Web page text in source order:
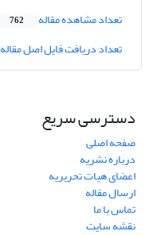
تعداد مشاهده مقاله 762
تعداد دریافت فایل اصل مقاله
دسترسی سریع
صفحه اصلی
درباره نشریه
اعضای هیات تحریریه
ارسال مقاله
تماس با ما
نقشه سایت